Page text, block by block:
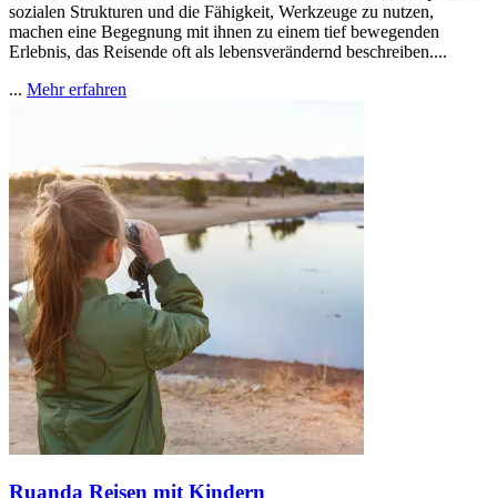
sozialen Strukturen und die Fähigkeit, Werkzeuge zu nutzen,
machen eine Begegnung mit ihnen zu einem tief bewegenden
Erlebnis, das Reisende oft als lebensverändernd beschreiben....
... Mehr erfahren
Ruanda Reisen mit Kindern